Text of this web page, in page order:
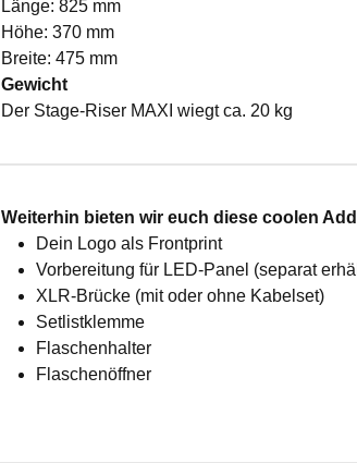
Länge: 825 mm
Höhe: 370 mm
Breite: 475 mm
Gewicht
Der Stage-Riser MAXI wiegt ca. 20 kg
Weiterhin bieten wir euch diese coolen
Dein Logo als Frontprint
Vorbereitung für LED-Panel (separat
XLR-Brücke (mit oder ohne Kabelset)
Setlistklemme
Flaschenhalter
Flaschenöffner